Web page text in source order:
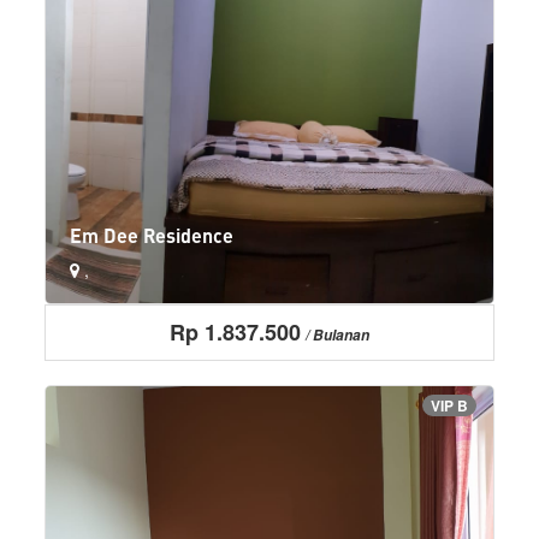
Em Dee Residence
,
Alas kasur diganti 1x seminggu Balkon
LIHAT
Rp 1.837.500 / Bulanan
VIP B